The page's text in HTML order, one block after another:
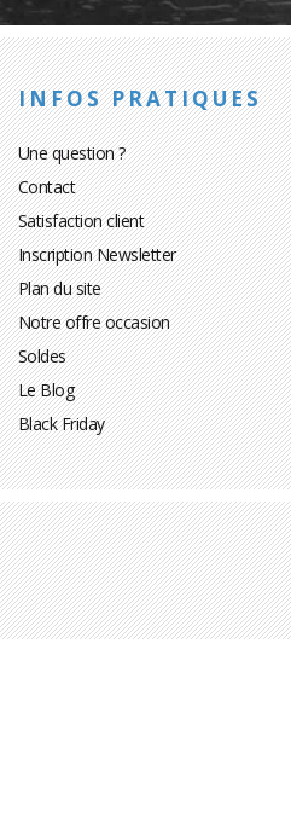
INFOS PRATIQUES
Une question ?
Contact
Satisfaction client
Inscription Newsletter
Plan du site
Notre offre occasion
Soldes
Le Blog
Black Friday